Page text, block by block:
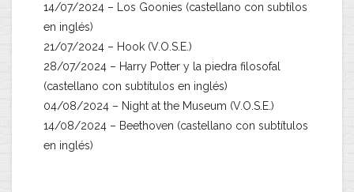
14/07/2024 – Los Goonies (castellano con subtílos
en inglés)
21/07/2024 – Hook (V.O.S.E.)
28/07/2024 – Harry Potter y la piedra filosofal
(castellano con subtítulos en inglés)
04/08/2024 – Night at the Museum (V.O.S.E.)
14/08/2024 – Beethoven (castellano con subtítulos
en inglés)